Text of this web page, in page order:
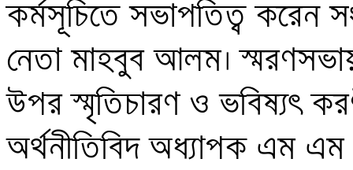
কর্মসূচিতে সভাপতিত্ব করেন
নেতা মাহবুব আলম। স্মরণসভায়
উপর স্মৃতিচারণ ও ভবিষ্যৎ
অর্থনীতিবিদ অধ্যাপক এম এম